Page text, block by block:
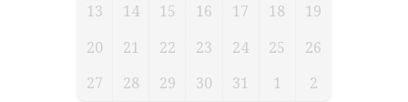
13 14 15 16 17 18 19
20 21 22 23 24 25 26
27 28 29 30 31 1 2